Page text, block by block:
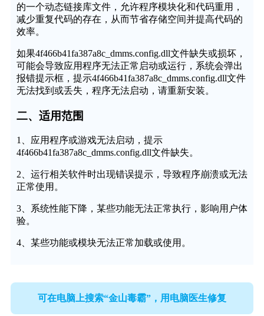
的一个动态链接库文件，允许程序模块化和代码重用，
减少重复代码的存在，从而节省存储空间并提高代码的
效率。
如果4f466b41fa387a8c_dmms.config.dll文件缺失或损坏，
可能会导致应用程序无法正常启动或运行，系统会弹出
报错提示框，提示4f466b41fa387a8c_dmms.config.dll文件
无法找到或丢失，程序无法启动，请重新安装。
二、适用范围
1、应用程序或游戏无法启动，提示
4f466b41fa387a8c_dmms.config.dll文件缺失。
2、运行相关软件时出现错误提示，导致程序崩溃或无法
正常使用。
3、系统性能下降，某些功能无法正常执行，影响用户体
验。
4、某些功能或模块无法正常加载或使用。
可在电脑上搜索“金山毒霸”，用电脑医生修复